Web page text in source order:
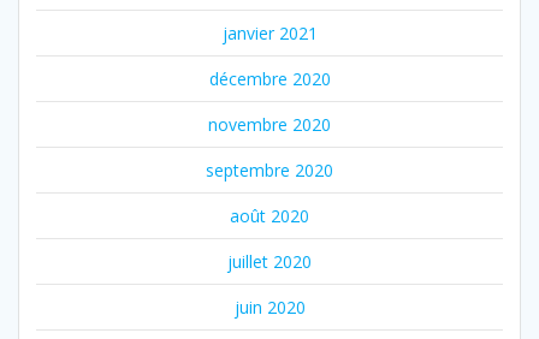
janvier 2021
décembre 2020
novembre 2020
septembre 2020
août 2020
juillet 2020
juin 2020